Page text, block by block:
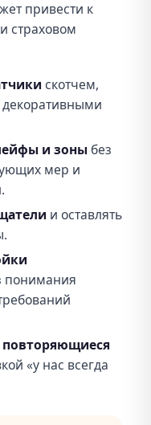
привести к
страховом
скотчем,
и зоны без
мер и
и оставлять
понимания
повторяющиеся
«у нас всегда